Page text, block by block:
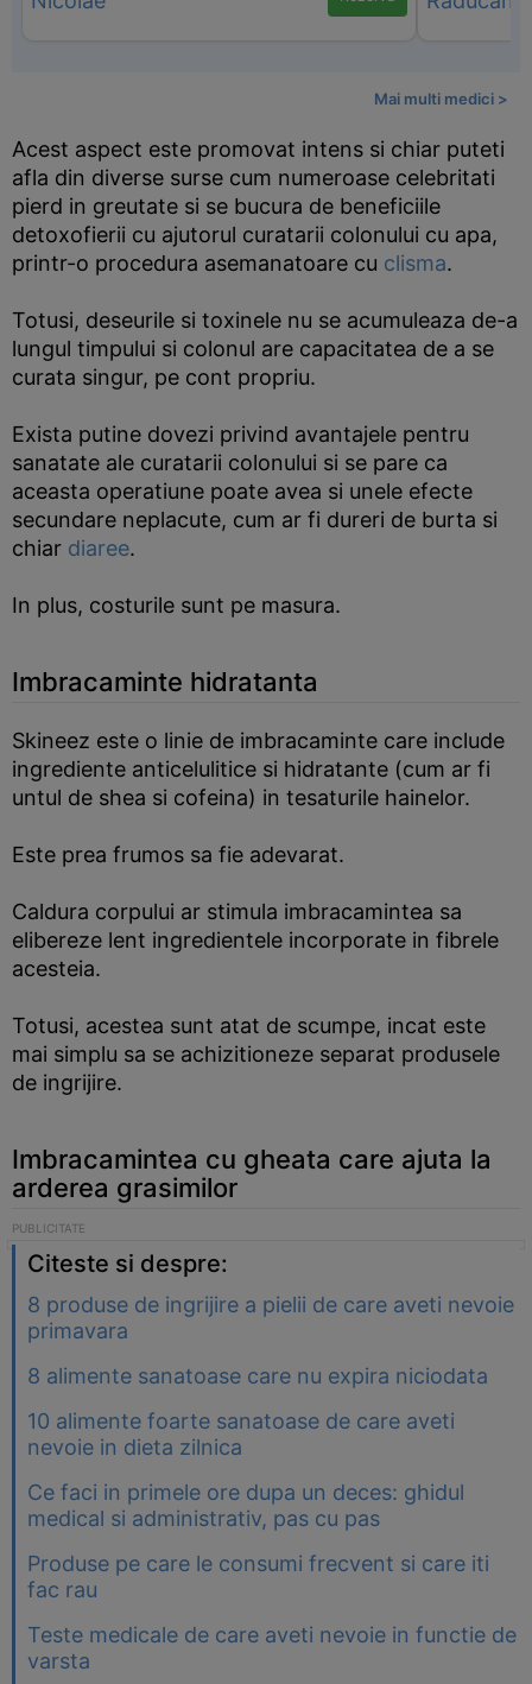
Mai multi medici >
Acest aspect este promovat intens si chiar puteti
afla din diverse surse cum numeroase celebritati
pierd in greutate si se bucura de beneficiile
detoxofierii cu ajutorul curatarii colonului cu apa,
printr-o procedura asemanatoare cu clisma.
Totusi, deseurile si toxinele nu se acumuleaza de-a
lungul timpului si colonul are capacitatea de a se
curata singur, pe cont propriu.
Exista putine dovezi privind avantajele pentru
sanatate ale curatarii colonului si se pare ca
aceasta operatiune poate avea si unele efecte
secundare neplacute, cum ar fi dureri de burta si
chiar diaree.
In plus, costurile sunt pe masura.
Imbracaminte hidratanta
Skineez este o linie de imbracaminte care include
ingrediente anticelulitice si hidratante (cum ar fi
untul de shea si cofeina) in tesaturile hainelor.
Este prea frumos sa fie adevarat.
Caldura corpului ar stimula imbracamintea sa
elibereze lent ingredientele incorporate in fibrele
acesteia.
Totusi, acestea sunt atat de scumpe, incat este
mai simplu sa se achizitioneze separat produsele
de ingrijire.
Imbracamintea cu gheata care ajuta la
arderea grasimilor
Citeste si despre:
8 produse de ingrijire a pielii de care aveti nevoie
primavara
8 alimente sanatoase care nu expira niciodata
10 alimente foarte sanatoase de care aveti
nevoie in dieta zilnica
Ce faci in primele ore dupa un deces: ghidul
medical si administrativ, pas cu pas
Produse pe care le consumi frecvent si care iti
fac rau
Teste medicale de care aveti nevoie in functie de
varsta